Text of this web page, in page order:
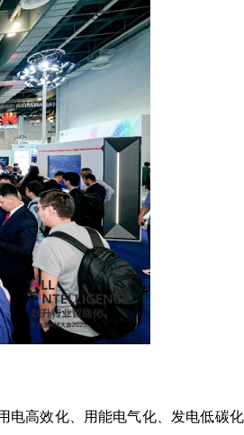
电高效化、用能电气化、发电低碳